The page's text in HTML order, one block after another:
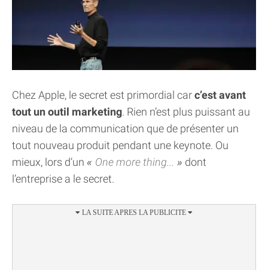
Chez Apple, le secret est primordial carc’est avant
tout un outil marketing. Rien n’est plus puissant au
niveau de la communication que de présenter un
tout nouveau produit pendant une keynote. Ou
mieux, lors d’un
One more thing...
dont
l’entreprise a le secret.